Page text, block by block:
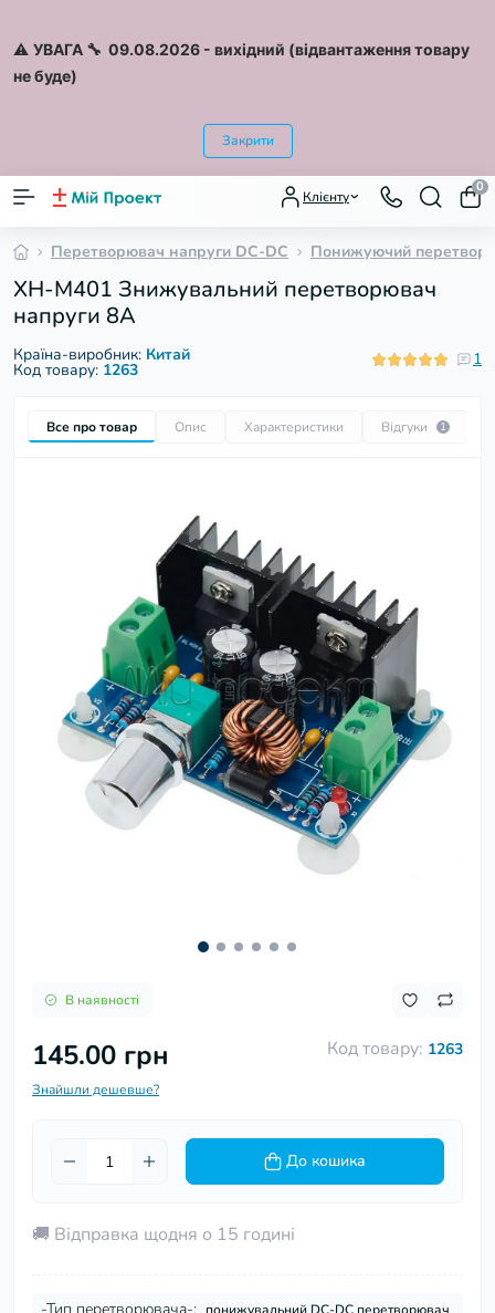
⚠️ УВАГА 🔧 09.08.2026 - вихідний (відвантаження товару
не буде)
Закрити
Клієнту
0
Перетворювач напруги DC-DC Понижуючий
XH-M401 Знижувальний перетворювач
напруги 8А
Країна-виробник: Китай
Код товару: 1263
1
Все про товар Опис Характеристики Відгуки 1
В наявності
Код товару: 1263
145.00 грн
Знайшли дешевше?
До кошика
🚚 Відправка щодня о 15 годині